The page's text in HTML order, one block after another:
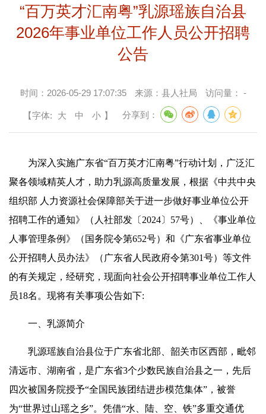
“百万英才汇南粤”乳源瑶族自治县
2026年事业单位工作人员公开招聘
公告
时间： 2026-05-29 17:07:35 来源： 县人社局 访问量： -
【字体: 大 中 小 】 分享到：
为深入实施广东省“百万英才汇南粤”行动计划，广泛汇
聚各领域精英人才，助力乳源高质量发展，根据《中共中央
组织部 人力资源社会保障部关于进一步做好事业单位公开
招聘工作的通知》（人社部发〔2024〕57号）、《事业单位
人事管理条例》（国务院令第652号）和《广东省事业单位
公开招聘人员办法》（广东省人民政府令第301号）等文件
的有关规定，经研究，现面向社会公开招聘事业单位工作人
员18名。现将有关事项公告如下:
一、乳源简介
乳源瑶族自治县位于广东省北部、韶关市区西部，毗邻
清远市、湖南省，是广东省3个少数民族自治县之一，先后
四次被国务院授予“全国民族团结进步模范集体”，被誉
为“世界过山瑶之乡”。凭借“水、陆、空、铁”多重交通优